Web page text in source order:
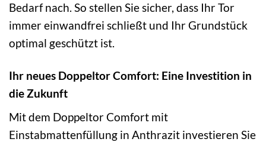
Bedarf nach. So stellen Sie sicher, dass Ihr Tor
immer einwandfrei schließt und Ihr Grundstück
optimal geschützt ist.
Ihr neues Doppeltor Comfort: Eine Investition in
die Zukunft
Mit dem Doppeltor Comfort mit
Einstabmattenfüllung in Anthrazit investieren Sie